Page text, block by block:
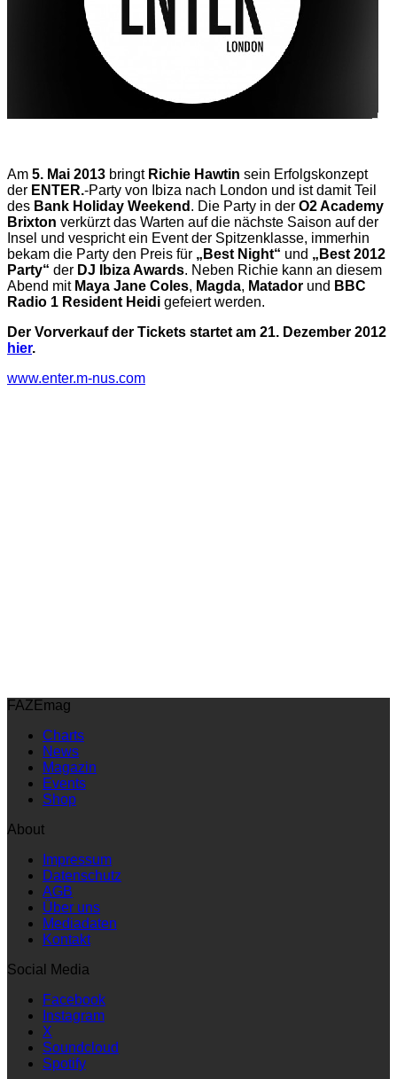
Am 5. Mai 2013 bringt Richie Hawtin sein Erfolgskonzept
der ENTER.-Party von Ibiza nach London und ist damit Teil
des Bank Holiday Weekend . Die Party in der O2 Academy
Brixton verkürzt das Warten auf die nächste Saison auf der
Insel und vespricht ein Event der Spitzenklasse, immerhin
bekam die Party den Preis für „Best Night“ und „Best 2012
Party“ der DJ Ibiza Awards. Neben Richie kann an diesem
Abend mit Maya Jane Coles, Magda, Matador und BBC
Radio 1 Resident Heidi gefeiert werden.
Der Vorverkauf der Tickets startet am 21. Dezember 2012
hier.
www.enter.m-nus.com
FAZEmag
Charts
News
Magazin
Events
Shop
About
Impressum
Datenschutz
AGB
Über uns
Mediadaten
Kontakt
Social Media
Facebook
Instagram
X
Soundcloud
Spotify